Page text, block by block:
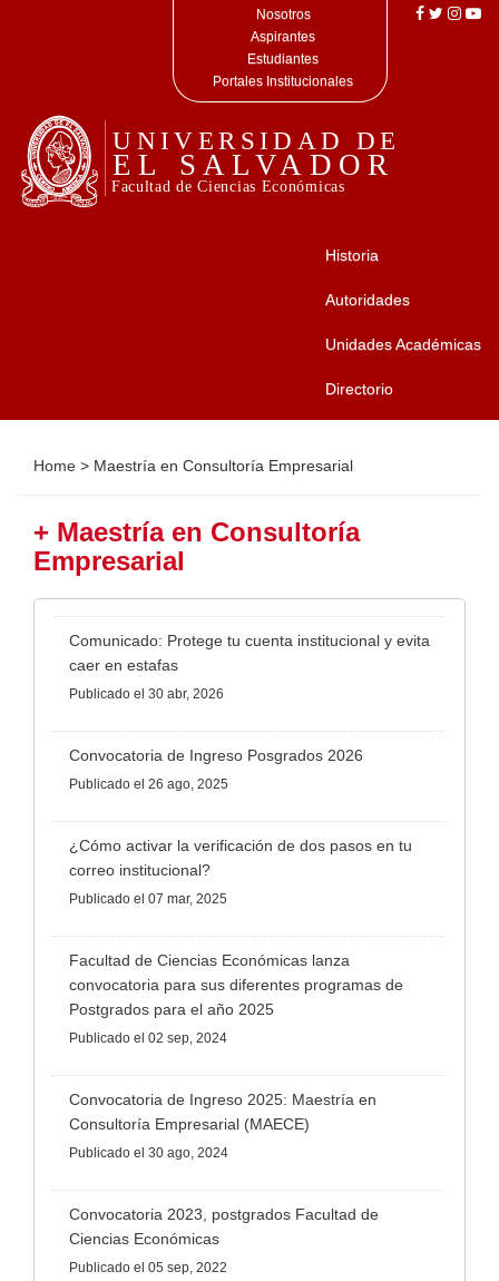
Nosotros
Aspirantes
Estudiantes
Portales Institucionales
Historia
Autoridades
Unidades Académicas
Directorio
Home > Maestría en Consultoría Empresarial
+ Maestría en Consultoría
Empresarial
Comunicado: Protege tu cuenta institucional y evita
caer en estafas
Publicado el 30 abr, 2026
Convocatoria de Ingreso Posgrados 2026
Publicado el 26 ago, 2025
¿Cómo activar la verificación de dos pasos en tu
correo institucional?
Publicado el 07 mar, 2025
Facultad de Ciencias Económicas lanza
convocatoria para sus diferentes programas de
Postgrados para el año 2025
Publicado el 02 sep, 2024
Convocatoria de Ingreso 2025: Maestría en
Consultoría Empresarial (MAECE)
Publicado el 30 ago, 2024
Convocatoria 2023, postgrados Facultad de
Ciencias Económicas
Publicado el 05 sep, 2022